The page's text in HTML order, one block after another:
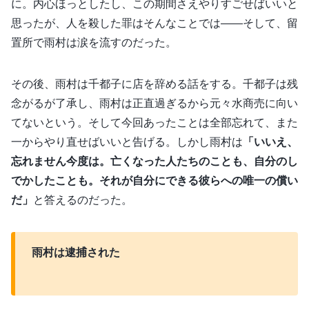
に。内心ほっとしたし、この期間さえやりすごせばいいと
思ったが、人を殺した罪はそんなことでは――そして、留
置所で雨村は涙を流すのだった。
その後、雨村は千都子に店を辞める話をする。千都子は残
念がるが了承し、雨村は正直過ぎるから元々水商売に向い
てないという。そして今回あったことは全部忘れて、また
一からやり直せばいいと告げる。しかし雨村は 「いいえ、
忘れません今度は。亡くなった人たちのことも、自分のし
でかしたことも。それが自分にできる彼らへの唯一の償い
だ」 と答えるのだった。
雨村は逮捕された